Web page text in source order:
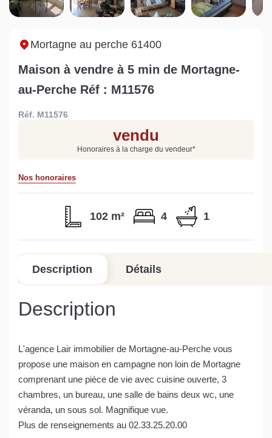
Sarthe pour booster sa
vente
quelles sont les
conséquences ?
Estimez votre bien en ligne.
en quelques clics.
Mortagne au perche 61400
Maison à vendre à 5 min de Mortagne-
au-Perche Réf : M11576
Réf. M11576
vendu
Honoraires à la charge du vendeur*
Nos honoraires
102 m² 4 1
Description Détails
Description
L'agence Lair immobilier de Mortagne-au-Perche vous
propose une maison en campagne non loin de Mortagne
comprenant une pièce de vie avec cuisine ouverte, 3
chambres, un bureau, une salle de bains deux wc, une
véranda, un sous sol. Magnifique vue.
Plus de renseignements au 02.33.25.20.00